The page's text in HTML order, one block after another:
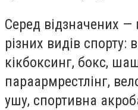
Серед відзначених —
різних видів спорту:
кікбоксинг, бокс,
параармрестлінг,
ушу, спортивна